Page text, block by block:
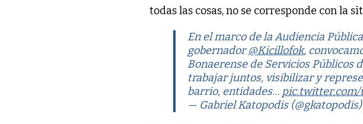
todas las cosas, no se corresponde con la
En el marco de la Audiencia
gobernador@Kicillofok,
Bonaerense de Servicios Públicos
trabajar juntos, visibilizar y
barrio, entidades… pic.twitter.com/
— Gabriel Katopodis (@gkatopodis)